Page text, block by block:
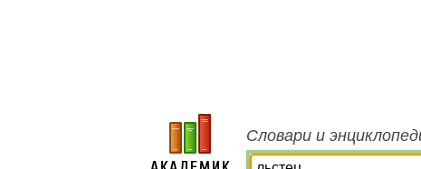
Словари и